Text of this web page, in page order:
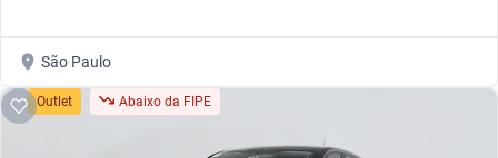
São Paulo
Outlet Abaixo da FIPE